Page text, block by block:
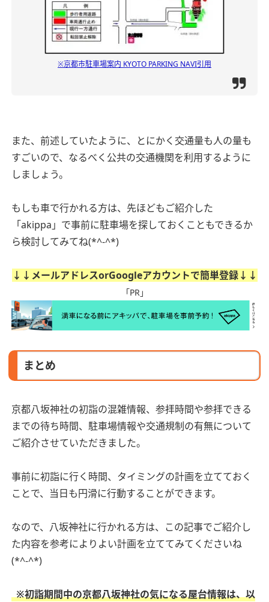
※京都市駐車場案内 KYOTO PARKING NAVI引用
また、前述していたように、とにかく交通量も人の量も
すごいので、なるべく公共の交通機関を利用するように
しましょう。
もしも車で行かれる方は、先ほどもご紹介した
「akippa 」で事前に駐車場を探しておくこともできるか
ら検討してみてね(*^-^*)
↓↓メールアドレスorGoogleアカウントで簡単登録↓↓
「PR」
まとめ
京都八坂神社の初詣の混雑情報、参拝時間や参拝できる
までの待ち時間、駐車場情報や交通規制の有無について
ご紹介させていただきました。
事前に初詣に行く時間、タイミングの計画を立てておく
ことで、当日も円滑に行動することができます。
なので、八坂神社に行かれる方は、この記事でご紹介し
た内容を参考によりよい計画を立ててみてくださいね
(*^-^*)
※初詣期間中の京都八坂神社の気になる屋台情報は、以